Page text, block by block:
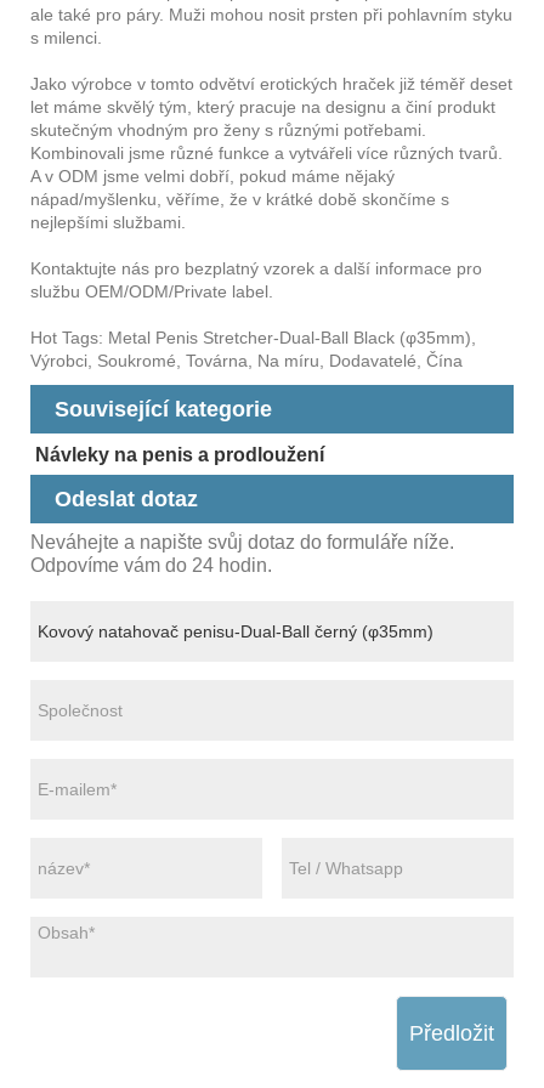
ale také pro páry. Muži mohou nosit prsten při pohlavním styku
s milenci.
Jako výrobce v tomto odvětví erotických hraček již téměř deset
let máme skvělý tým, který pracuje na designu a činí produkt
skutečným vhodným pro ženy s různými potřebami.
Kombinovali jsme různé funkce a vytvářeli více různých tvarů.
A v ODM jsme velmi dobří, pokud máme nějaký
nápad/myšlenku, věříme, že v krátké době skončíme s
nejlepšími službami.
Kontaktujte nás pro bezplatný vzorek a další informace pro
službu OEM/ODM/Private label.
Hot Tags: Metal Penis Stretcher-Dual-Ball Black (φ35mm),
Výrobci, Soukromé, Továrna, Na míru, Dodavatelé, Čína
Související kategorie
Návleky na penis a prodloužení
Odeslat dotaz
Neváhejte a napište svůj dotaz do formuláře níže.
Odpovíme vám do 24 hodin.
Předložit